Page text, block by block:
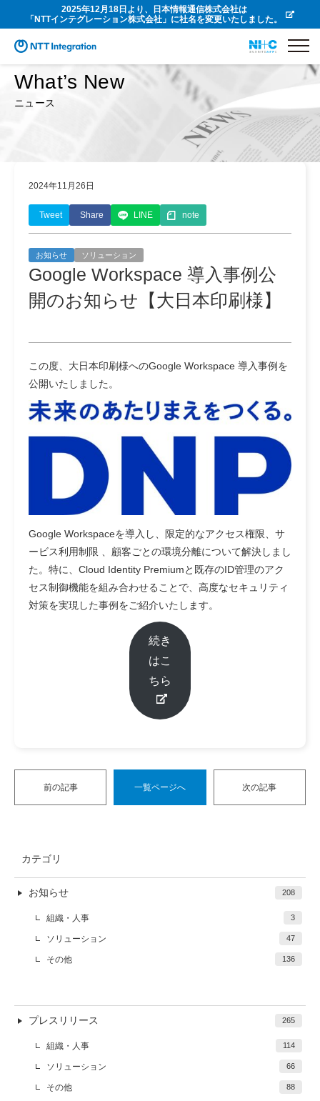
2025年12月18日より、日本情報通信株式会社は
「NTTインテグレーション株式会社」に社名を変更いたしました。
What’s New
ニュース
2024年11月26日
Tweet Share LINE note
お知らせ ソリューション
Google Workspace 導入事例公
開のお知らせ【大日本印刷様】
この度、大日本印刷様へのGoogle Workspace 導入事例を
公開いたしました。
Google Workspaceを導入し、限定的なアクセス権限、サ
ービス利用制限 、顧客ごとの環境分離について解決しまし
た。特に、Cloud Identity Premiumと既存のID管理のアク
セス制御機能を組み合わせることで、高度なセキュリティ
対策を実現した事例をご紹介いたします。
続き
はこ
ちら
前の記事 一覧ページへ 次の記事
カテゴリ
お知らせ 208
組織・人事 3
ソリューション 47
その他 136
プレスリリース 265
組織・人事 114
ソリューション 66
その他 88